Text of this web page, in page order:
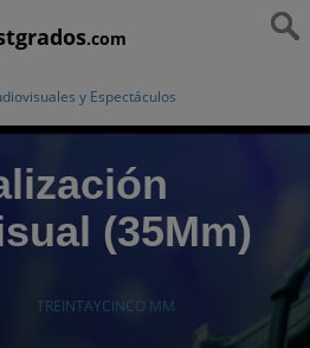
.com
y Espectáculos
(35Mm)
TREINTAYCINCO MM